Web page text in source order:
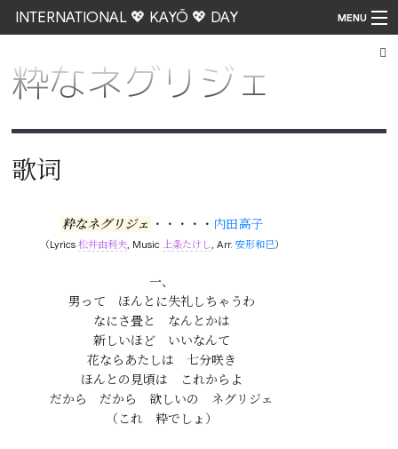
INTERNATIONAL 💖 KAYŌ 💖 DAY MENU
粋なネグリジェ
歌词
粋なネグリジェ ・・・・・ 内田高子
（Lyrics 松井由利夫, Music 上条たけし, Arr. 安形和巳）
一、
男って　ほんとに失礼しちゃうわ
なにさ畳と　なんとかは
新しいほど　いいなんて
花ならあたしは　七分咲き
ほんとの見頃は　これからよ
だから　だから　欲しいの　ネグリジェ